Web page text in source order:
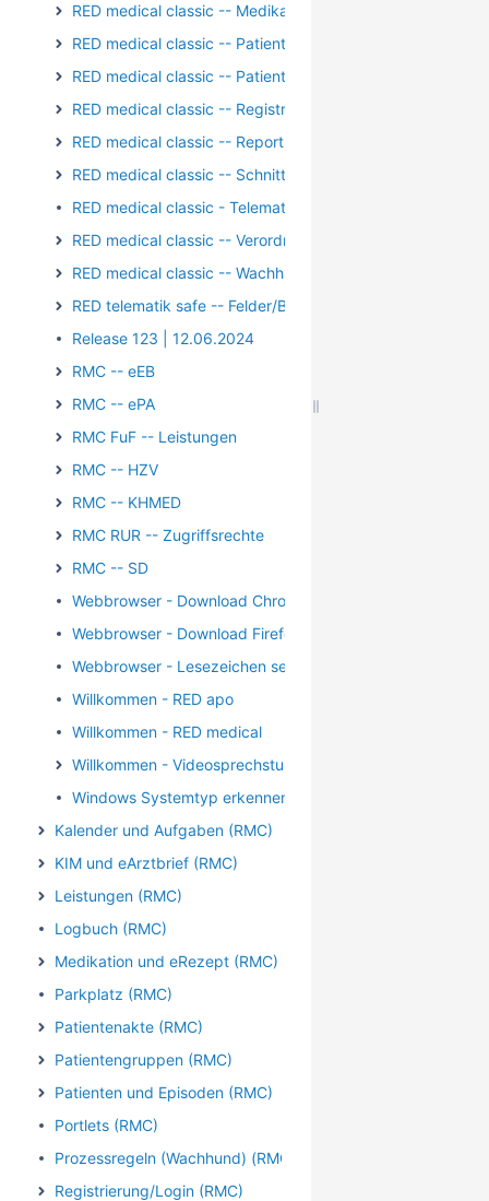
RED medical classic -- Medikation
RED medical classic -- Patientengruppen
RED medical classic -- Patienten und Episoden
RED medical classic -- Registrierung/Login
RED medical classic -- Reports und Auswertungen
RED medical classic -- Schnittstellen
RED medical classic - Telematik - Kartenterminal - PIN-
RED medical classic -- Verordnungen
RED medical classic -- Wachhund
RED telematik safe -- Felder/Bilder
Release 123 | 12.06.2024
RMC -- eEB
RMC -- ePA
RMC FuF -- Leistungen
RMC -- HZV
RMC -- KHMED
RMC RUR -- Zugriffsrechte
RMC -- SD
Webbrowser - Download Chrome
Webbrowser - Download Firefox
Webbrowser - Lesezeichen setzen
Willkommen - RED apo
Willkommen - RED medical
Willkommen - Videosprechstunde
Windows Systemtyp erkennen
Kalender und Aufgaben (RMC)
KIM und eArztbrief (RMC)
Leistungen (RMC)
Logbuch (RMC)
Medikation und eRezept (RMC)
Parkplatz (RMC)
Patientenakte (RMC)
Patientengruppen (RMC)
Patienten und Episoden (RMC)
Portlets (RMC)
Prozessregeln (Wachhund) (RMC)
Registrierung/Login (RMC)